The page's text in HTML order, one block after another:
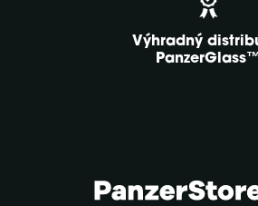
Výhradný
PanzerGlass™